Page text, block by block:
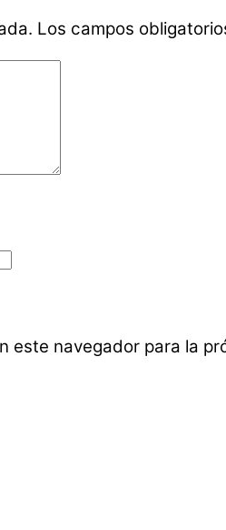
Los campos
este navegador para la